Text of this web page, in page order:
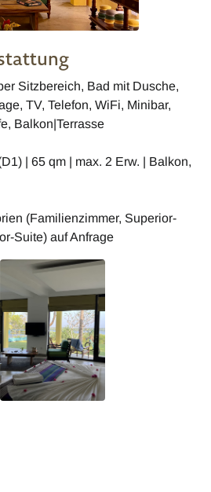
Sitzbereich, Bad mit Dusche,
TV, Telefon, WiFi, Minibar,
Balkon|Terrasse
| 65 qm | max. 2 Erw. | Balkon,
(Familienzimmer, Superior-
Suite) auf Anfrage